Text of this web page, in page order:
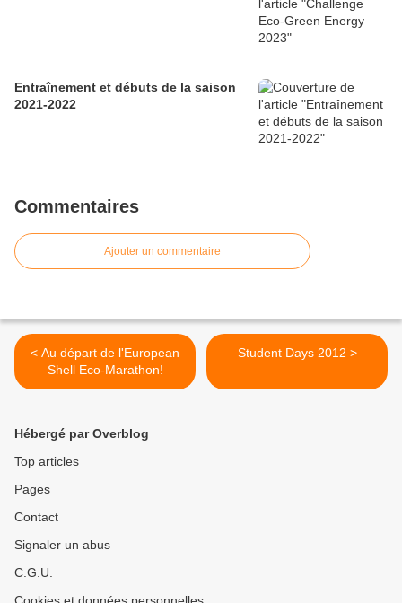
Entraînement et débuts de la saison
2021-2022
Commentaires
Ajouter un commentaire
< Au départ de l'European
Shell Eco-Marathon!
Student Days 2012 >
Hébergé par Overblog
Top articles
Pages
Contact
Signaler un abus
C.G.U.